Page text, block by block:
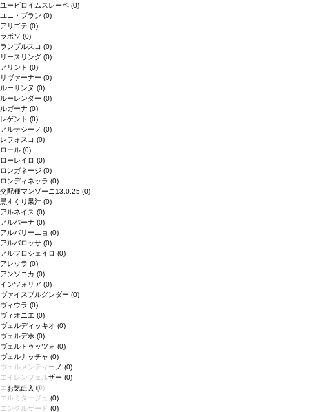
お気に入り
ユービロイムスレーベ (0)
ユニ・ブラン (0)
アリゴテ (0)
ラボソ (0)
ランブルスコ (0)
リースリング (0)
アリント (0)
リヴァーナー (0)
ルーサンヌ (0)
ルーレンダー (0)
ルガーナ (0)
レゲント (0)
アルテジーノ (0)
レフォスコ (0)
ロール (0)
ローレイロ (0)
ロンガネージ (0)
ロンディネッラ (0)
交配種マンゾーニ13.0.25 (0)
黒すぐり果汁 (0)
アルネイス (0)
アルバーナ (0)
アルバリーニョ (0)
アルバロッサ (0)
アルフロシェイロ (0)
アレッラ (0)
アンソニカ (0)
インツォリア (0)
ヴァイスブルグンダー (0)
ヴィウラ (0)
ヴィオニエ (0)
ヴェルディッキオ (0)
ヴェルデホ (0)
ヴェルドゥッツォ (0)
ヴェルナッチャ (0)
ヴェルメンティーノ (0)
エイレンフェルザー (0)
エナンチオ(0)
エルミタージュ (0)
エンクルザード (0)